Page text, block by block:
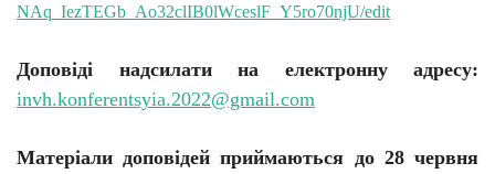
NAq_IezTEGb_Ao32clIB0lWceslF_Y5ro70njU/edit
Доповіді надсилати на електронну адресу:
invh.konferentsyia.2022@gmail.com
Матеріали доповідей приймаються до 28 червня